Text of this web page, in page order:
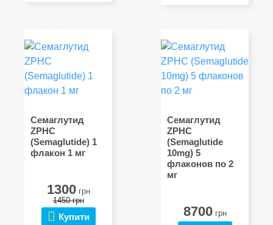
Семаглутид
ZPHC
(Semaglutide) 1
флакон 1 мг
1300грн
1450 грн
Купити
Семаглутид
ZPHC
(Semaglutide
10mg) 5
флаконов по 2
мг
8700грн